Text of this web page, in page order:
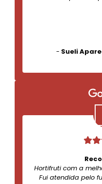
- Sueli
Hortifruti com a
Fui atendida pelo